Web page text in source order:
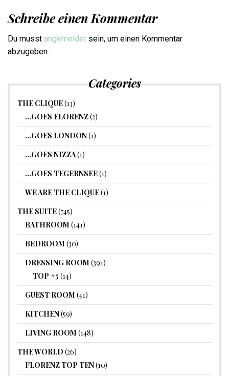
Schreibe einen Kommentar
Du musst angemeldet sein, um einen Kommentar
abzugeben.
Categories
THE CLIQUE(13)
…GOES FLORENZ(2)
…GOES LONDON(1)
…GOES NIZZA(1)
…GOES TEGERNSEE(1)
WE ARE THE CLIQUE(1)
THE SUITE(745)
BATHROOM (141)
BEDROOM (30)
DRESSING ROOM (391)
TOP #5 (14)
GUEST ROOM (41)
KITCHEN(59)
LIVING ROOM (148)
THE WORLD (26)
FLORENZ TOP TEN(10)